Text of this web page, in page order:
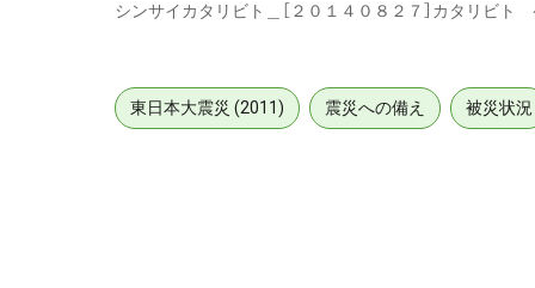
シンサイカタリビト＿［２０１４０８２７］カタリビ
東日本大震災 (2011) 震災への備え 被災状況